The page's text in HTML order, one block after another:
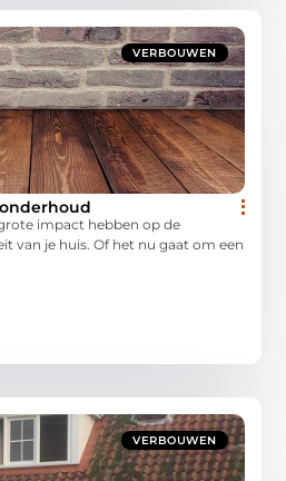
VERBOUWEN
impact hebben op de
van je huis. Of het nu gaat om een
VERBOUWEN